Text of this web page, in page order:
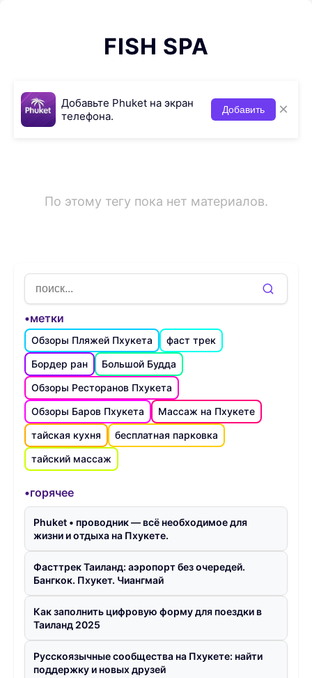
FISH SPA
Добавьте Phuket на экран
телефона.
Добавить ×
По этому тегу пока нет материалов.
•метки
Обзоры Пляжей Пхукета
фаст трек
Бордер ран
Большой Будда
Обзоры Ресторанов Пхукета
Обзоры Баров Пхукета
Массаж на Пхукете
тайская кухня
бесплатная парковка
тайский массаж
•горячее
Phuket • проводник — всё необходимое для
жизни и отдыха на Пхукете.
Фасттрек Таиланд: аэропорт без очередей.
Бангкок. Пхукет. Чиангмай
Как заполнить цифровую форму для поездки в
Таиланд 2025
Русскоязычные сообщества на Пхукете: найти
поддержку и новых друзей